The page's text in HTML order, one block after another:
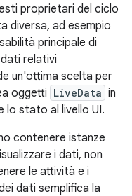
proprietari del ciclo
diversa, ad esempio
principale di
relativi
un'ottima scelta per
oggetti LiveData in
lo stato al livello UI.
contenere istanze
i dati, non
le attività e i
dati semplifica la